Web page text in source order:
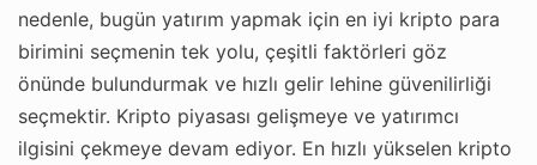
nedenle, bugün yatırım yapmak için en iyi kripto para
birimini seçmenin tek yolu, çeşitli faktörleri göz
önünde bulundurmak ve hızlı gelir lehine güvenilirliği
seçmektir. Kripto piyasası gelişmeye ve yatırımcı
ilgisini çekmeye devam ediyor. En hızlı yükselen kripto